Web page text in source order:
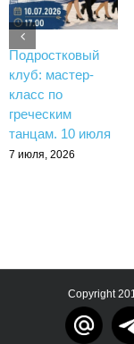
Подростковый
клуб: мастер-
класс по
греческим
танцам. 10 июля
7 июля, 2026
Copyright